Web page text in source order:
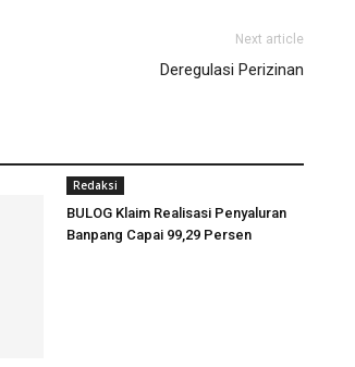
Next article
Deregulasi Perizinan
Redaksi
BULOG Klaim Realisasi Penyaluran
Banpang Capai 99,29 Persen